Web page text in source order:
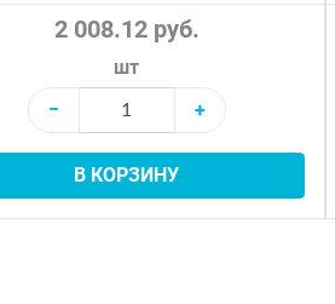
2 008.12 руб.
шт
−
+
В КОРЗИНУ